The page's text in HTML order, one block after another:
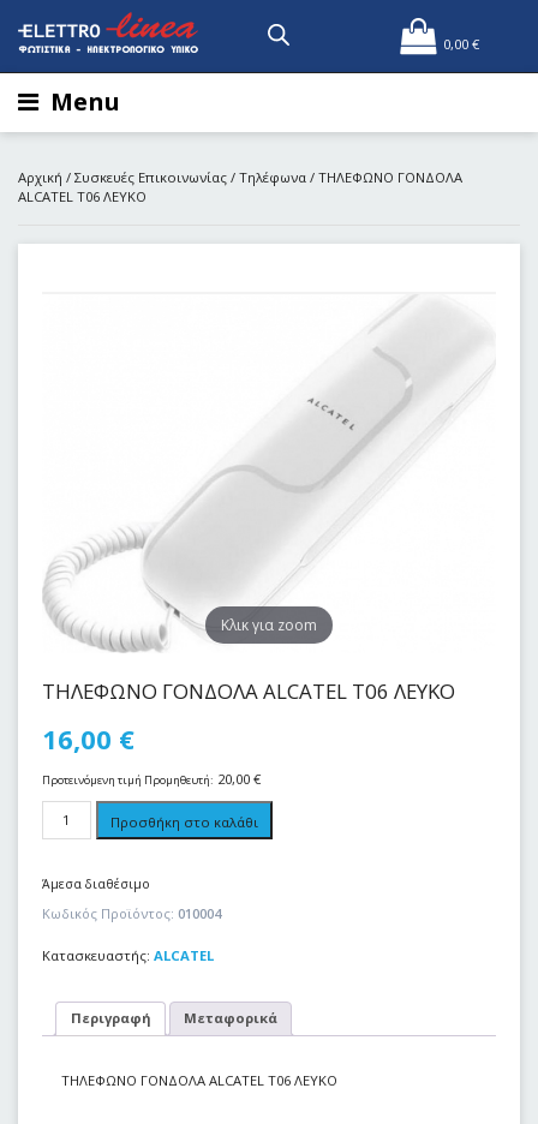
0,00 €
Menu
Αρχική / Συσκευές Επικοινωνίας / Τηλέφωνα / ΤΗΛΕΦΩΝΟ ΓΟΝΔΟΛΑ
ALCATEL T06 ΛΕΥΚΟ
Kλικ για zoom
ΤΗΛΕΦΩΝΟ ΓΟΝΔΟΛΑ ALCATEL T06 ΛΕΥΚΟ
16,00 €
Προτεινόμενη τιμή Προμηθευτή: 20,00 €
Προσθήκη στο καλάθι
Άμεσα διαθέσιμο
Κωδικός Προϊόντος: 010004
Κατασκευαστής: ALCATEL
Περιγραφή Μεταφορικά
ΤΗΛΕΦΩΝΟ ΓΟΝΔΟΛΑ ALCATEL T06 ΛΕΥΚΟ